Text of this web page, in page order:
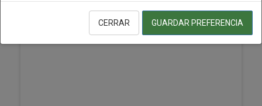
Patatas Congeladas Essential
Everyday 1 Lb
CERRAR GUARDAR PREFERENCIA